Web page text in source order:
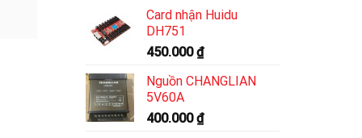
Card nhận Huidu
DH751
450.000₫
Nguồn CHANGLIAN
5V60A
400.000₫